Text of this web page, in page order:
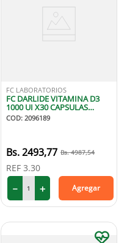
FC LABORATORIOS
FC DARLIDE VITAMINA D3
1000 UI X30 CAPSULAS
BLANDAS
COD: 2096189
2493,77 4987,54
REF 3.30
＋
－ Agregar